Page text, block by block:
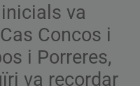
va
Concos i
i Porreres,
va recordar